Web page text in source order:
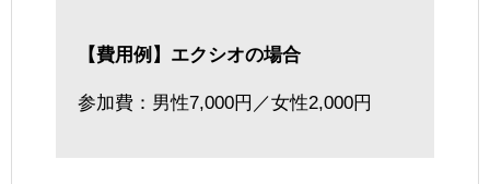
【費用例】エクシオの場合
参加費：男性7,000円／女性2,000円